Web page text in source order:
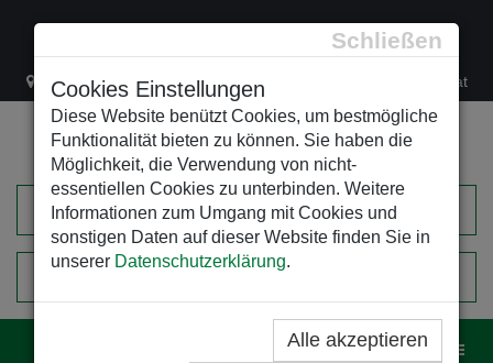
Schließen
Cookies Einstellungen
Diese Website benützt Cookies, um bestmögliche
Funktionalität bieten zu können. Sie haben die
Möglichkeit, die Verwendung von nicht-
essentiellen Cookies zu unterbinden. Weitere
Informationen zum Umgang mit Cookies und
sonstigen Daten auf dieser Website finden Sie in
unserer Datenschutzerklärung.
Alle akzeptieren
Lacknergasse 78 +43/1/470 37 00 office@leso.at
EINKAUFSWAGEN